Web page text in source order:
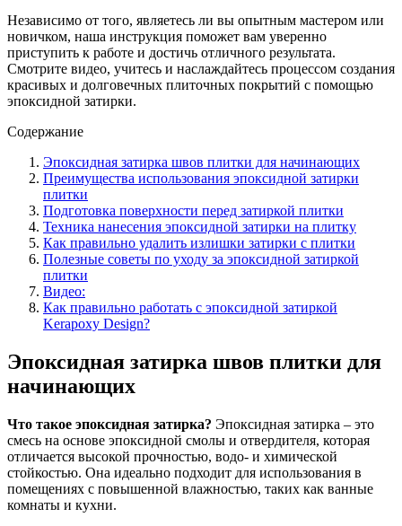
Независимо от того, являетесь ли вы опытным мастером или
новичком, наша инструкция поможет вам уверенно
приступить к работе и достичь отличного результата.
Смотрите видео, учитесь и наслаждайтесь процессом создания
красивых и долговечных плиточных покрытий с помощью
эпоксидной затирки.
Содержание
Эпоксидная затирка швов плитки для начинающих
Преимущества использования эпоксидной затирки
плитки
Подготовка поверхности перед затиркой плитки
Техника нанесения эпоксидной затирки на плитку
Как правильно удалить излишки затирки с плитки
Полезные советы по уходу за эпоксидной затиркой
плитки
Видео:
Как правильно работать с эпоксидной затиркой
Kerapoxy Design?
Эпоксидная затирка швов плитки для
начинающих
Что такое эпоксидная затирка? Эпоксидная затирка – это
смесь на основе эпоксидной смолы и отвердителя, которая
отличается высокой прочностью, водо- и химической
стойкостью. Она идеально подходит для использования в
помещениях с повышенной влажностью, таких как ванные
комнаты и кухни.